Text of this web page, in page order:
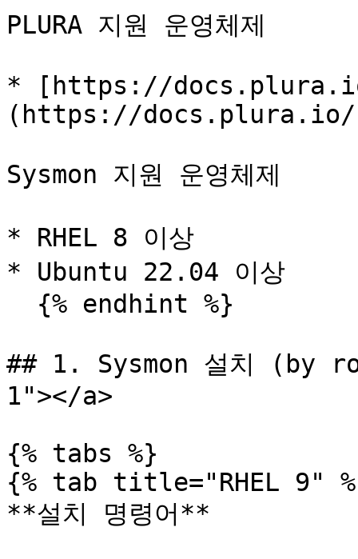
PLURA 지원 운영체제
* [https://
(https://docs.plura.io/
Sysmon 지원 운영체제
* RHEL 8 이상
* Ubuntu 22.04 이상
## 1. Sysmon 설치
1"></a>
{% tabs %}
{% tab title="RHEL 9"
**설치 명령어**